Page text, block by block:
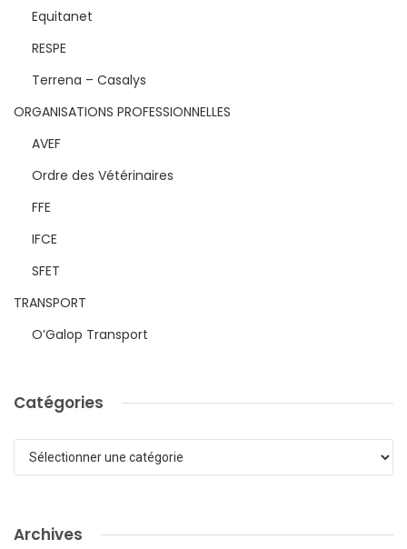
Equitanet
RESPE
Terrena – Casalys
ORGANISATIONS PROFESSIONNELLES
AVEF
Ordre des Vétérinaires
FFE
IFCE
SFET
TRANSPORT
O’Galop Transport
Catégories
Catégories
Archives